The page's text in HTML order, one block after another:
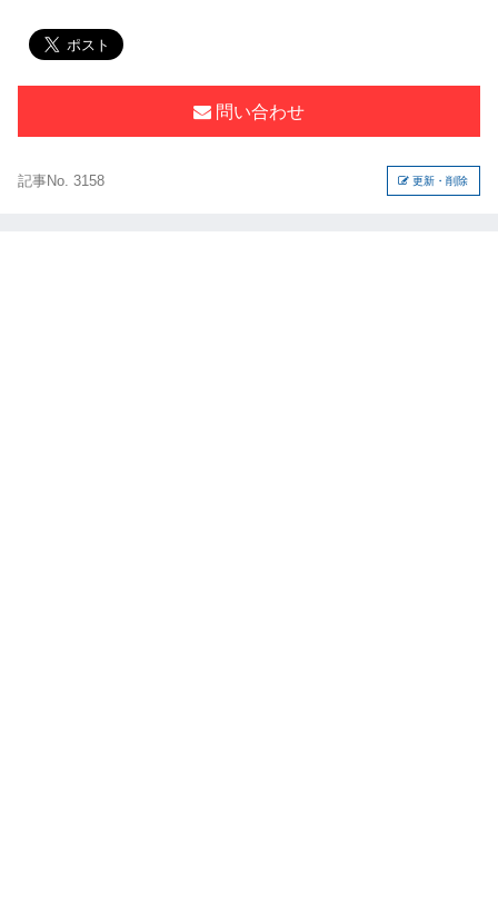
問い合わせ
記事No. 3158 更新・削除